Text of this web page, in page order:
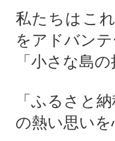
私たちはこ
をアドバン
「小さな島
「ふるさと
の熱い思い